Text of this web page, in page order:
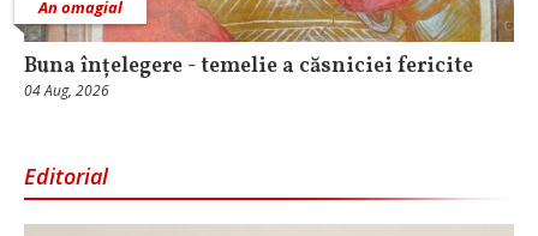
An omagial
Buna înțelegere - temelie a căsniciei fericite
04 Aug, 2026
Editorial